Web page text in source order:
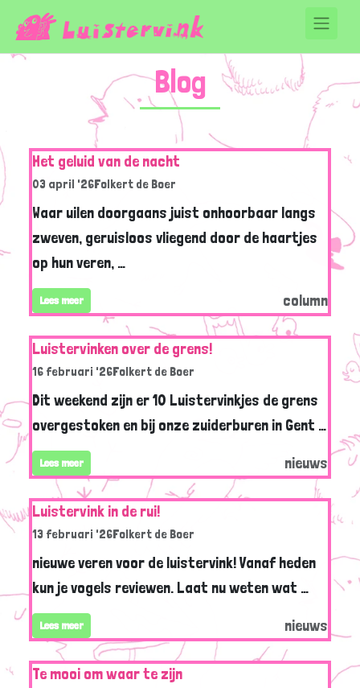
Blog
Het geluid van de nacht
03 april '26Folkert de Boer
Waar uilen doorgaans juist onhoorbaar langs
zweven, geruisloos vliegend door de haartjes
op hun veren, …
Lees meer column
Luistervinken over de grens!
16 februari '26Folkert de Boer
Dit weekend zijn er 10 Luistervinkjes de grens
overgestoken en bij onze zuiderburen in Gent …
Lees meer nieuws
Luistervink in de rui!
13 februari '26Folkert de Boer
nieuwe veren voor de luistervink! Vanaf heden
kun je vogels reviewen. Laat nu weten wat …
Lees meer nieuws
Te mooi om waar te zijn